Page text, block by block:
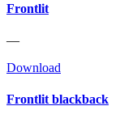
Frontlit
—
Download
Frontlit blackback